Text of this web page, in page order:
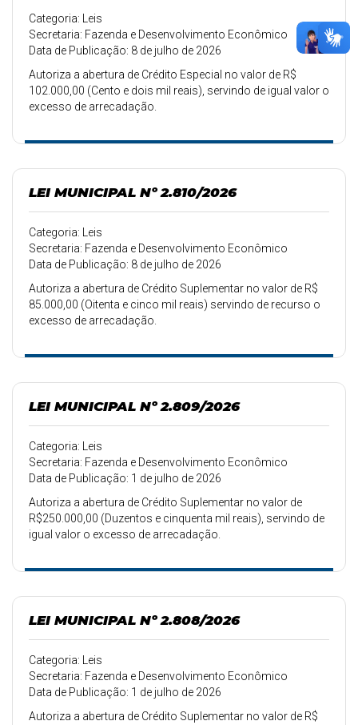
Categoria: Leis
Secretaria: Fazenda e Desenvolvimento Econômico
Data de Publicação: 8 de julho de 2026
Autoriza a abertura de Crédito Especial no valor de R$
102.000,00 (Cento e dois mil reais), servindo de igual valor o
excesso de arrecadação.
LEI MUNICIPAL Nº 2.810/2026
Categoria: Leis
Secretaria: Fazenda e Desenvolvimento Econômico
Data de Publicação: 8 de julho de 2026
Autoriza a abertura de Crédito Suplementar no valor de R$
85.000,00 (Oitenta e cinco mil reais) servindo de recurso o
excesso de arrecadação.
LEI MUNICIPAL Nº 2.809/2026
Categoria: Leis
Secretaria: Fazenda e Desenvolvimento Econômico
Data de Publicação: 1 de julho de 2026
Autoriza a abertura de Crédito Suplementar no valor de
R$250.000,00 (Duzentos e cinquenta mil reais), servindo de
igual valor o excesso de arrecadação.
LEI MUNICIPAL Nº 2.808/2026
Categoria: Leis
Secretaria: Fazenda e Desenvolvimento Econômico
Data de Publicação: 1 de julho de 2026
Autoriza a abertura de Crédito Suplementar no valor de R$